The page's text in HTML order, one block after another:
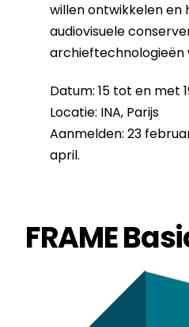
willen ontwikkelen en
audiovisuele
archieftechnologieën
Datum: 15 tot en met
Locatie: INA, Parijs
Aanmelden: 23
april.
FRAME